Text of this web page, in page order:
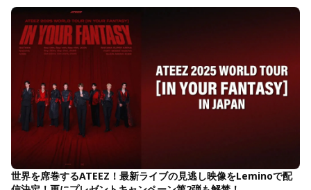
世界を席巻するATEEZ！最新ライブの見逃し映像をLeminoで配